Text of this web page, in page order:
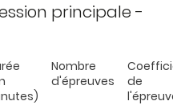
principale -
Nombre
d'épreuves
de
l'épreuve